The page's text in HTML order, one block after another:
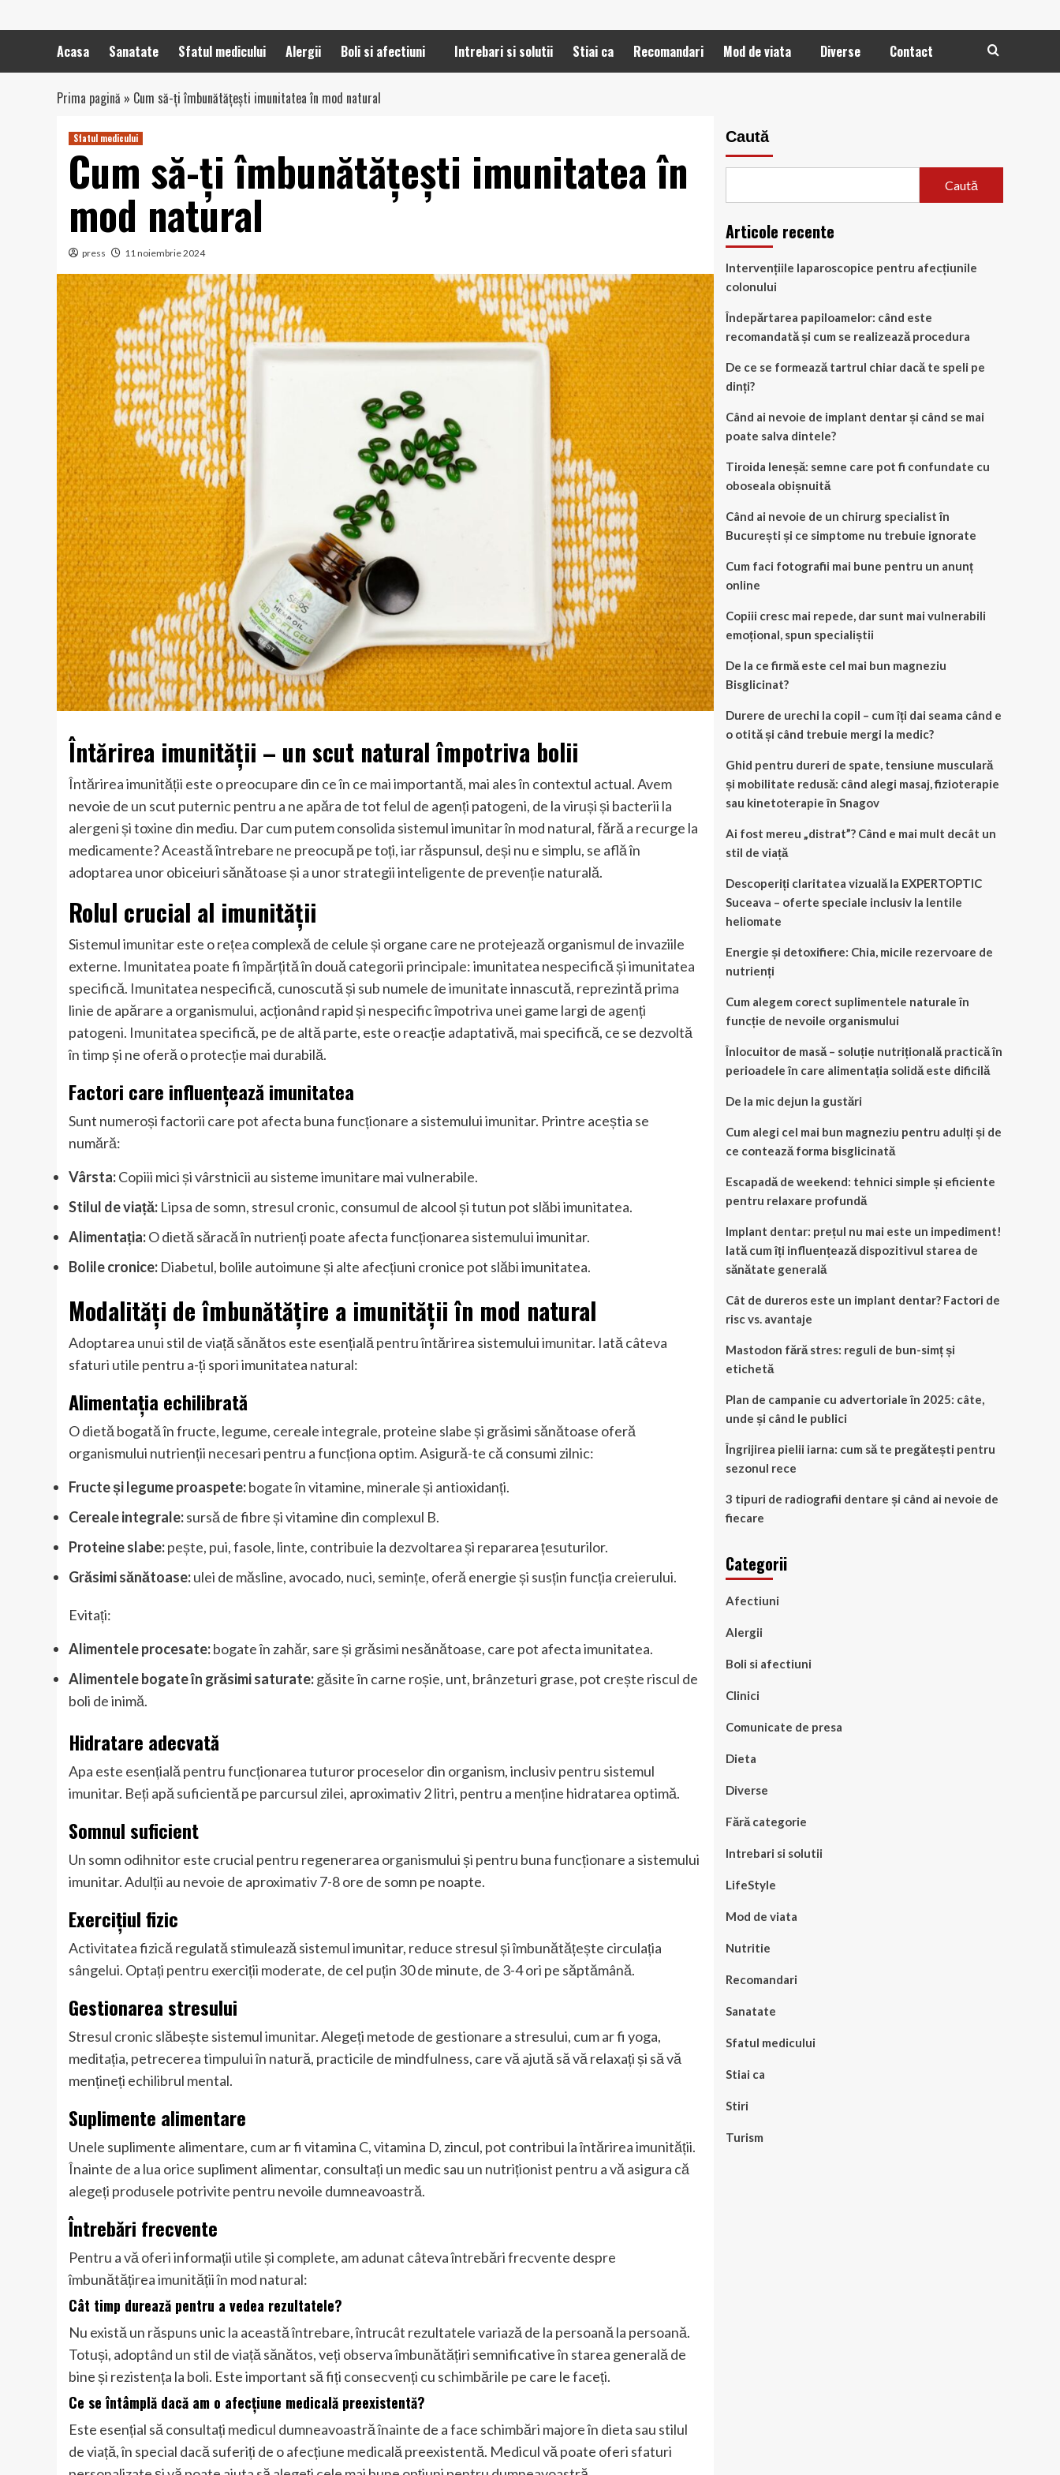
Acasa Sanatate Sfatul medicului Alergii Boli si afectiuni Intrebari si solutii Stiai ca Recomandari Mod de viata Diverse Contact
Prima pagină » Cum să-ți îmbunătățești imunitatea în mod natural
Sfatul medicului
Cum să-ți îmbunătățești imunitatea în
mod natural
press 11 noiembrie 2024
Întărirea imunității – un scut natural împotriva bolii
Întărirea imunității este o preocupare din ce în ce mai importantă, mai ales în contextul actual. Avem
nevoie de un scut puternic pentru a ne apăra de tot felul de agenți patogeni, de la viruși și bacterii la
alergeni și toxine din mediu. Dar cum putem consolida sistemul imunitar în mod natural, fără a recurge la
medicamente? Această întrebare ne preocupă pe toți, iar răspunsul, deși nu e simplu, se află în
adoptarea unor obiceiuri sănătoase și a unor strategii inteligente de prevenție naturală.
Rolul crucial al imunității
Sistemul imunitar este o rețea complexă de celule și organe care ne protejează organismul de invaziile
externe. Imunitatea poate fi împărțită în două categorii principale: imunitatea nespecifică și imunitatea
specifică. Imunitatea nespecifică, cunoscută și sub numele de imunitate innascută, reprezintă prima
linie de apărare a organismului, acționând rapid și nespecific împotriva unei game largi de agenți
patogeni. Imunitatea specifică, pe de altă parte, este o reacție adaptativă, mai specifică, ce se dezvoltă
în timp și ne oferă o protecție mai durabilă.
Factori care influențează imunitatea
Sunt numeroși factorii care pot afecta buna funcționare a sistemului imunitar. Printre aceștia se
numără:
Vârsta:Copiii mici și vârstnicii au sisteme imunitare mai vulnerabile.
Stilul de viață: Lipsa de somn, stresul cronic, consumul de alcool și tutun pot slăbi imunitatea.
Alimentația:O dietă săracă în nutrienți poate afecta funcționarea sistemului imunitar.
Bolile cronice: Diabetul, bolile autoimune și alte afecțiuni cronice pot slăbi imunitatea.
Modalități de îmbunătățire a imunității în mod natural
Adoptarea unui stil de viață sănătos este esențială pentru întărirea sistemului imunitar. Iată câteva
sfaturi utile pentru a-ți spori imunitatea natural:
Alimentația echilibrată
O dietă bogată în fructe, legume, cereale integrale, proteine slabe și grăsimi sănătoase oferă
organismului nutrienții necesari pentru a funcționa optim. Asigură-te că consumi zilnic:
Fructe și legume proaspete:bogate în vitamine, minerale și antioxidanți.
Cereale integrale:sursă de fibre și vitamine din complexul B.
Proteine slabe:pește, pui, fasole, linte, contribuie la dezvoltarea și repararea țesuturilor.
Grăsimi sănătoase:ulei de măsline, avocado, nuci, semințe, oferă energie și susțin funcția creierului.
Evitați:
Alimentele procesate:bogate în zahăr, sare și grăsimi nesănătoase, care pot afecta imunitatea.
Alimentele bogate în grăsimi saturate:găsite în carne roșie, unt, brânzeturi grase, pot crește riscul de
boli de inimă.
Hidratare adecvată
Apa este esențială pentru funcționarea tuturor proceselor din organism, inclusiv pentru sistemul
imunitar. Beți apă suficientă pe parcursul zilei, aproximativ 2 litri, pentru a menține hidratarea optimă.
Somnul suficient
Un somn odihnitor este crucial pentru regenerarea organismului și pentru buna funcționare a sistemului
imunitar. Adulții au nevoie de aproximativ 7-8 ore de somn pe noapte.
Exercițiul fizic
Activitatea fizică regulată stimulează sistemul imunitar, reduce stresul și îmbunătățește circulația
sângelui. Optați pentru exerciții moderate, de cel puțin 30 de minute, de 3-4 ori pe săptămână.
Gestionarea stresului
Stresul cronic slăbește sistemul imunitar. Alegeți metode de gestionare a stresului, cum ar fi yoga,
meditația, petrecerea timpului în natură, practicile de mindfulness, care vă ajută să vă relaxați și să vă
mențineți echilibrul mental.
Suplimente alimentare
Unele suplimente alimentare, cum ar fi vitamina C, vitamina D, zincul, pot contribui la întărirea imunității.
Înainte de a lua orice supliment alimentar, consultați un medic sau un nutriționist pentru a vă asigura că
alegeți produsele potrivite pentru nevoile dumneavoastră.
Întrebări frecvente
Pentru a vă oferi informații utile și complete, am adunat câteva întrebări frecvente despre
îmbunătățirea imunității în mod natural:
Cât timp durează pentru a vedea rezultatele?
Nu există un răspuns unic la această întrebare, întrucât rezultatele variază de la persoană la persoană.
Totuși, adoptând un stil de viață sănătos, veți observa îmbunătățiri semnificative în starea generală de
bine și rezistența la boli. Este important să fiți consecvenți cu schimbările pe care le faceți.
Ce se întâmplă dacă am o afecțiune medicală preexistentă?
Este esențial să consultați medicul dumneavoastră înainte de a face schimbări majore în dieta sau stilul
de viață, în special dacă suferiți de o afecțiune medicală preexistentă. Medicul vă poate oferi sfaturi
Caută
Caută
Articole recente
Intervențiile laparoscopice pentru afecțiunile
colonului
Îndepărtarea papiloamelor: când este
recomandată și cum se realizează procedura
De ce se formează tartrul chiar dacă te speli pe
dinți?
Când ai nevoie de implant dentar și când se mai
poate salva dintele?
Tiroida leneșă: semne care pot fi confundate cu
oboseala obișnuită
Când ai nevoie de un chirurg specialist în
București și ce simptome nu trebuie ignorate
Cum faci fotografii mai bune pentru un anunț
online
Copiii cresc mai repede, dar sunt mai vulnerabili
emoțional, spun specialiștii
De la ce firmă este cel mai bun magneziu
Bisglicinat?
Durere de urechi la copil – cum îți dai seama când e
o otită și când trebuie mergi la medic?
Ghid pentru dureri de spate, tensiune musculară
și mobilitate redusă: când alegi masaj, fizioterapie
sau kinetoterapie în Snagov
Ai fost mereu „distrat”? Când e mai mult decât un
stil de viață
Descoperiți claritatea vizuală la EXPERTOPTIC
Suceava – oferte speciale inclusiv la lentile
heliomate
Energie și detoxifiere: Chia, micile rezervoare de
nutrienți
Cum alegem corect suplimentele naturale în
funcție de nevoile organismului
Înlocuitor de masă – soluție nutrițională practică în
perioadele în care alimentația solidă este dificilă
De la mic dejun la gustări
Cum alegi cel mai bun magneziu pentru adulți și de
ce contează forma bisglicinată
Escapadă de weekend: tehnici simple și eficiente
pentru relaxare profundă
Implant dentar: prețul nu mai este un impediment!
Iată cum îți influențează dispozitivul starea de
sănătate generală
Cât de dureros este un implant dentar? Factori de
risc vs. avantaje
Mastodon fără stres: reguli de bun-simț și
etichetă
Plan de campanie cu advertoriale în 2025: câte,
unde și când le publici
Îngrijirea pielii iarna: cum să te pregătești pentru
sezonul rece
3 tipuri de radiografii dentare și când ai nevoie de
fiecare
Categorii
Afectiuni
Alergii
Boli si afectiuni
Clinici
Comunicate de presa
Dieta
Diverse
Fără categorie
Intrebari si solutii
LifeStyle
Mod de viata
Nutritie
Recomandari
Sanatate
Sfatul medicului
Stiai ca
Stiri
Turism